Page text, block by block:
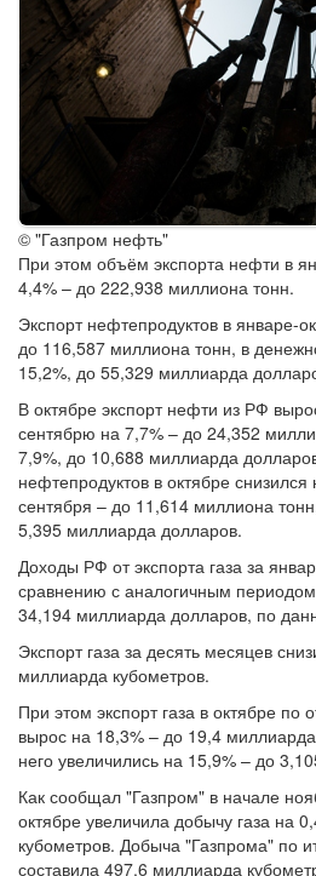
© "Газпром нефть"
При этом объём экспорта нефти в
4,4% – до 222,938 миллиона тонн.
Экспорт нефтепродуктов в январе-
до 116,587 миллиона тонн, в
15,2%, до 55,329 миллиарда
В октябре экспорт нефти из РФ
сентябрю на 7,7% – до 24,352
7,9%, до 10,688 миллиарда
нефтепродуктов в октябре
сентября – до 11,614 миллиона
5,395 миллиарда долларов.
Доходы РФ от экспорта газа за
сравнению с аналогичным
34,194 миллиарда долларов, по
Экспорт газа за десять месяцев
миллиарда кубометров.
При этом экспорт газа в октябре
вырос на 18,3% – до 19,4
него увеличились на 15,9% – до
Как сообщал "Газпром" в начале
октябре увеличила добычу газа на
кубометров. Добыча "Газпрома" по
составила 497,6 миллиарда